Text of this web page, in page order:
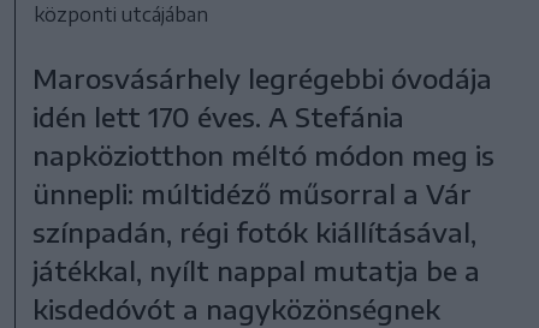
központi utcájában
Marosvásárhely legrégebbi óvodája
idén lett 170 éves. A Stefánia
napköziotthon méltó módon meg is
ünnepli: múltidéző műsorral a Vár
színpadán, régi fotók kiállításával,
játékkal, nyílt nappal mutatja be a
kisdedóvót a nagyközönségnek